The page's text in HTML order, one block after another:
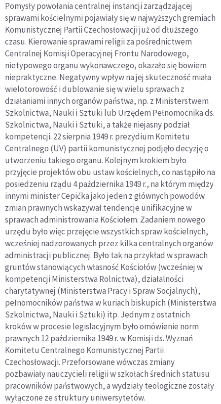
Pomysły powołania centralnej instancji zarządzającej
sprawami kościelnymi pojawiały się w najwyższych gremiach
Komunistycznej Partii Czechosłowacji już od dłuższego
czasu. Kierowanie sprawami religii za pośrednictwem
Centralnej Komisji Operacyjnej Frontu Narodowego,
nietypowego organu wykonawczego, okazało się bowiem
niepraktyczne. Negatywny wpływ na jej skuteczność miała
wielotorowość i dublowanie się w wielu sprawach z
działaniami innych organów państwa, np. z Ministerstwem
Szkolnictwa, Nauki i Sztuki lub Urzędem Pełnomocnika ds.
Szkolnictwa, Nauki i Sztuki, a także niejasny podział
kompetencji. 22 sierpnia 1949 r. prezydium Komitetu
Centralnego (UV) partii komunistycznej podjęło decyzję o
utworzeniu takiego organu. Kolejnym krokiem było
przyjęcie projektów obu ustaw kościelnych, co nastąpiło na
posiedzeniu rządu 4 października 1949 r., na którym między
innymi minister Cepićka jako jeden z głównych powodów
zmian prawnych wskazywał tendencje unifikacyjne w
sprawach administrowania Kościołem. Zadaniem nowego
urzędu było więc przejęcie wszystkich spraw kościelnych,
wcześniej nadzorowanych przez kilka centralnych organów
administracji publicznej. Było tak na przykład w sprawach
gruntów stanowiących własność Kościołów (wcześniej w
kompetencji Ministerstwa Rolnictwa), działalności
charytatywnej (Ministerstwa Pracy i Spraw Socjalnych),
pełnomocników państwa w kuriach biskupich (Ministerstwa
Szkolnictwa, Nauki i Sztuki) itp. Jednym z ostatnich
kroków w procesie legislacyjnym było omówienie norm
prawnych 12 października 1949 r. w Komisji ds. Wyznań
Komitetu Centralnego Komunistycznej Partii
Czechosłowacji. Przeforsowane wówczas zmiany
pozbawiały nauczycieli religii w szkołach średnich statusu
pracowników państwowych, a wydziały teologiczne zostały
wyłączone ze struktury uniwersytetów.